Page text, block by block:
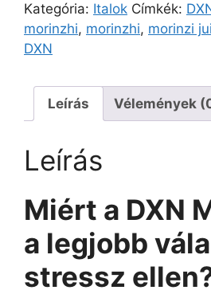
Kategória: Italok Címkék:
morinzhi, morinzhi, morinzi
DXN
Leírás Vélemények
Leírás
Miért a DXN
a legjobb
stressz